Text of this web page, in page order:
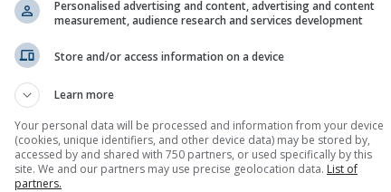
Швейцария
Personalised advertising and content, advertising and content
measurement, audience research and services development
Store and/or access information on a device
Learn more
Your personal data will be processed and information from your device
(cookies, unique identifiers, and other device data) may be stored by,
accessed by and shared with 750 partners, or used specifically by this
site. We and our partners may use precise geolocation data. List of
partners.